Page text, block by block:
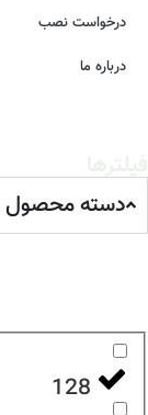
درخواست نصب
درباره ما
دسته محصول
128